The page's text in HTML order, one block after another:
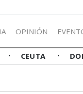
OPINIÓN
CEUTA